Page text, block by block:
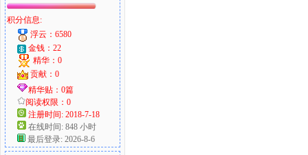
积分信息:
浮云：6580
金钱：22
精华：0
贡献：0
精华贴：0篇
阅读权限：0
注册时间: 2018-7-18
在线时间: 848 小时
最后登录: 2026-8-6